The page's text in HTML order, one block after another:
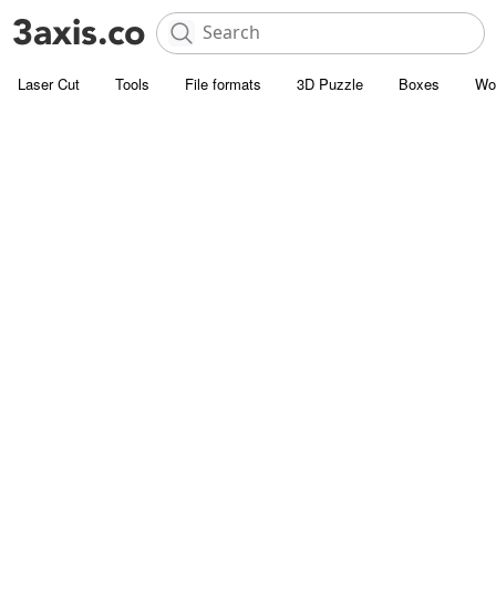
Laser Cut Tools File formats 3D Puzzle Boxes